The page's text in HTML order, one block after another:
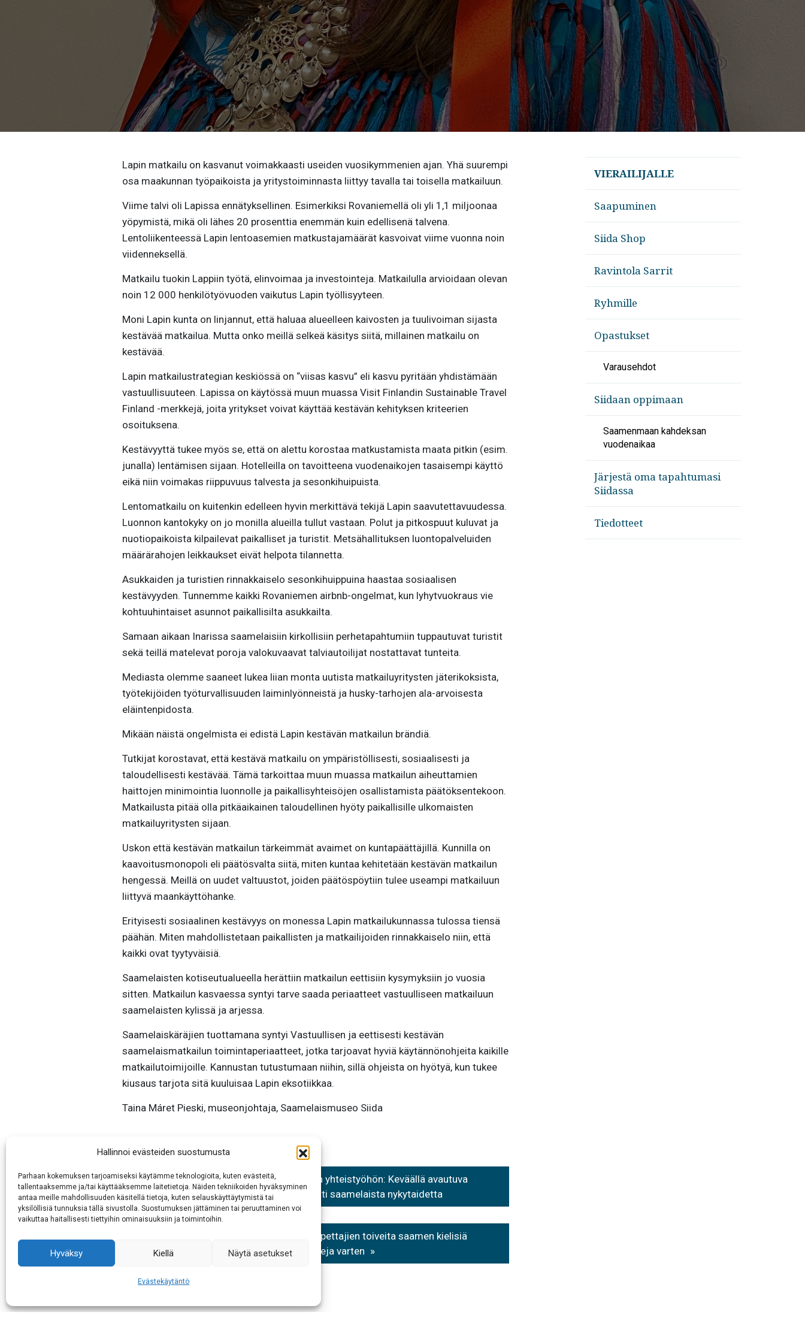
Hallinnoi evästeiden suostumusta
Parhaan kokemuksen tarjoamiseksi käytämme teknologioita, kuten evästeitä,
tallentaaksemme ja/tai käyttääksemme laitetietoja. Näiden tekniikoiden hyväksyminen
antaa meille mahdollisuuden käsitellä tietoja, kuten selauskäyttäytymistä tai
yksilöllisiä tunnuksia tällä sivustolla. Suostumuksen jättäminen tai peruuttaminen voi
vaikuttaa haitallisesti tiettyihin ominaisuuksiin ja toimintoihin.
Hyväksy Kiellä Näytä asetukset
Evästekäytäntö
Lapin matkailu on kasvanut voimakkaasti useiden vuosikymmenien ajan. Yhä suurempi
osa maakunnan työpaikoista ja yritystoiminnasta liittyy tavalla tai toisella matkailuun.
Viime talvi oli Lapissa ennätyksellinen. Esimerkiksi Rovaniemellä oli yli 1,1 miljoonaa
yöpymistä, mikä oli lähes 20 prosenttia enemmän kuin edellisenä talvena.
Lentoliikenteessä Lapin lentoasemien matkustajamäärät kasvoivat viime vuonna noin
viidenneksellä.
Matkailu tuokin Lappiin työtä, elinvoimaa ja investointeja. Matkailulla arvioidaan olevan
noin 12 000 henkilötyövuoden vaikutus Lapin työllisyyteen.
Moni Lapin kunta on linjannut, että haluaa alueelleen kaivosten ja tuulivoiman sijasta
kestävää matkailua. Mutta onko meillä selkeä käsitys siitä, millainen matkailu on
kestävää.
Lapin matkailustrategian keskiössä on “viisas kasvu” eli kasvu pyritään yhdistämään
vastuullisuuteen. Lapissa on käytössä muun muassa Visit Finlandin Sustainable Travel
Finland -merkkejä, joita yritykset voivat käyttää kestävän kehityksen kriteerien
osoituksena.
Kestävyyttä tukee myös se, että on alettu korostaa matkustamista maata pitkin (esim.
junalla) lentämisen sijaan. Hotelleilla on tavoitteena vuodenaikojen tasaisempi käyttö
eikä niin voimakas riippuvuus talvesta ja sesonkihuipuista.
Lentomatkailu on kuitenkin edelleen hyvin merkittävä tekijä Lapin saavutettavuudessa.
Luonnon kantokyky on jo monilla alueilla tullut vastaan. Polut ja pitkospuut kuluvat ja
nuotiopaikoista kilpailevat paikalliset ja turistit. Metsähallituksen luontopalveluiden
määrärahojen leikkaukset eivät helpota tilannetta.
Asukkaiden ja turistien rinnakkaiselo sesonkihuippuina haastaa sosiaalisen
kestävyyden. Tunnemme kaikki Rovaniemen airbnb-ongelmat, kun lyhytvuokraus vie
kohtuuhintaiset asunnot paikallisilta asukkailta.
Samaan aikaan Inarissa saamelaisiin kirkollisiin perhetapahtumiin tuppautuvat turistit
sekä teillä matelevat poroja valokuvaavat talviautoilijat nostattavat tunteita.
Mediasta olemme saaneet lukea liian monta uutista matkailuyritysten jäterikoksista,
työtekijöiden työturvallisuuden laiminlyönneistä ja husky-tarhojen ala-arvoisesta
eläintenpidosta.
Mikään näistä ongelmista ei edistä Lapin kestävän matkailun brändiä.
Tutkijat korostavat, että kestävä matkailu on ympäristöllisesti, sosiaalisesti ja
taloudellisesti kestävää. Tämä tarkoittaa muun muassa matkailun aiheuttamien
haittojen minimointia luonnolle ja paikallisyhteisöjen osallistamista päätöksentekoon.
Matkailusta pitää olla pitkäaikainen taloudellinen hyöty paikallisille ulkomaisten
matkailuyritysten sijaan.
Uskon että kestävän matkailun tärkeimmät avaimet on kuntapäättäjillä. Kunnilla on
kaavoitusmonopoli eli päätösvalta siitä, miten kuntaa kehitetään kestävän matkailun
hengessä. Meillä on uudet valtuustot, joiden päätöspöytiin tulee useampi matkailuun
liittyvä maankäyttöhanke.
Erityisesti sosiaalinen kestävyys on monessa Lapin matkailukunnassa tulossa tiensä
päähän. Miten mahdollistetaan paikallisten ja matkailijoiden rinnakkaiselo niin, että
kaikki ovat tyytyväisiä.
Saamelaisten kotiseutualueella herättiin matkailun eettisiin kysymyksiin jo vuosia
sitten. Matkailun kasvaessa syntyi tarve saada periaatteet vastuulliseen matkailuun
saamelaisten kylissä ja arjessa.
Saamelaiskäräjien tuottamana syntyi Vastuullisen ja eettisesti kestävän
saamelaismatkailun toimintaperiaatteet, jotka tarjoavat hyviä käytännönohjeita kaikille
matkailutoimijoille. Kannustan tutustumaan niihin, sillä ohjeista on hyötyä, kun tukee
kiusaus tarjota sitä kuuluisaa Lapin eksotiikkaa.
Taina Máret Pieski, museonjohtaja, Saamelaismuseo Siida
Artikkelien
selaus
Saamelaismuseo Siida ja Kiasma yhteistyöhön: Keväällä avautuva
yhteisnäyttely esittelee laajasti saamelaista nykytaidetta
Saamelaismuseo Siida kartoittaa opettajien toiveita saamen kielisiä
aineistopaketteja varten
VIERAILIJALLE
Saapuminen
Siida Shop
Ravintola Sarrit
Ryhmille
Opastukset
Varausehdot
Siidaan oppimaan
Saamenmaan kahdeksan
vuodenaikaa
Järjestä oma tapahtumasi
Siidassa
Tiedotteet